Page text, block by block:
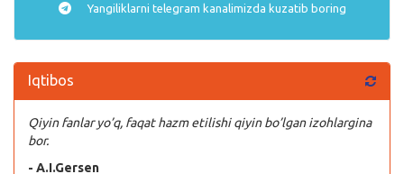
Yangiliklarni telegram kanalimizda kuzatib boring
Iqtibos
Qiyin fanlar yo’q, faqat hazm etilishi qiyin bo’lgan izohlargina
bor.
- A.I.Gersen